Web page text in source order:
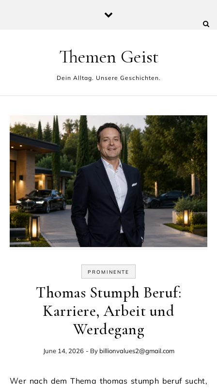
Themen Geist
Dein Alltag. Unsere Geschichten.
PROMINENTE
Thomas Stumph Beruf:
Karriere, Arbeit und
Werdegang
June 14, 2026 - By billionvalues2@gmail.com
Wer nach dem Thema thomas stumph beruf sucht,